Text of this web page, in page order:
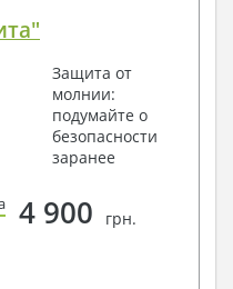
Защита от
молнии:
подумайте о
безопасности
заранее
4 900 грн.